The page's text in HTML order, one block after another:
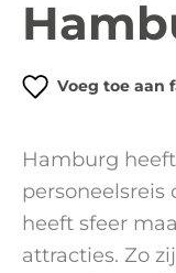
Voeg toe aan
Hamburg
personeelsreis
heeft sfeer
attracties. Zo